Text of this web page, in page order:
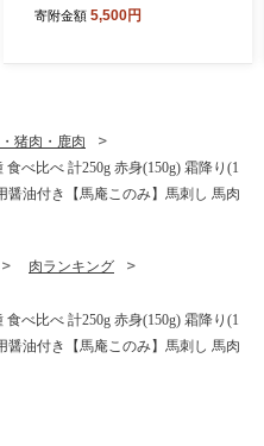
産 米 こめ ご飯 コメ ごはん
寄附金額 5,500円
猪肉・鹿肉
べ比べ 計250g 赤身(150g) 霜降り(1
醤油付き【馬庵このみ】馬刺し 馬肉
肉ランキング
べ比べ 計250g 赤身(150g) 霜降り(1
醤油付き【馬庵このみ】馬刺し 馬肉